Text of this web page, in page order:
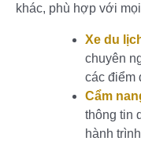
khác, phù hợp với
Xe du
chuyên
các điểm
Cẩm
thông tin
hành